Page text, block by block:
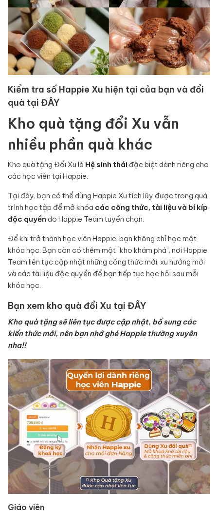
Kiểm tra số Happie Xu hiện tại của bạn và đổi
quà tại ĐÂY
Kho quà tặng đổi Xu vẫn
nhiều phần quà khác
Kho quà tặng Đổi Xu là Hệ sinh thái đặc biệt dành riêng cho
các học viên tại Happie.
Tại đây, bạn có thể dùng Happie Xu tích lũy được trong quá
trình học tập để mở khóa các công thức, tài liệu và bí kíp
độc quyền do Happie Team tuyển chọn.
Để khi trở thành học viên Happie, bạn không chỉ học một
khóa học. Bạn còn có thêm một "kho khám phá", nơi Happie
Team liên tục cập nhật những công thức mới, xu hướng mới
và các tài liệu độc quyền để bạn tiếp tục học hỏi sau mỗi
khóa học.
Bạn xem kho quà đổi Xu tại ĐÂY
Kho quà tặng sẽ liên tục được cập nhật, bổ sung các
kiến thức mới, nên bạn nhớ ghé Happie thường xuyên
nha!!
Giáo viên